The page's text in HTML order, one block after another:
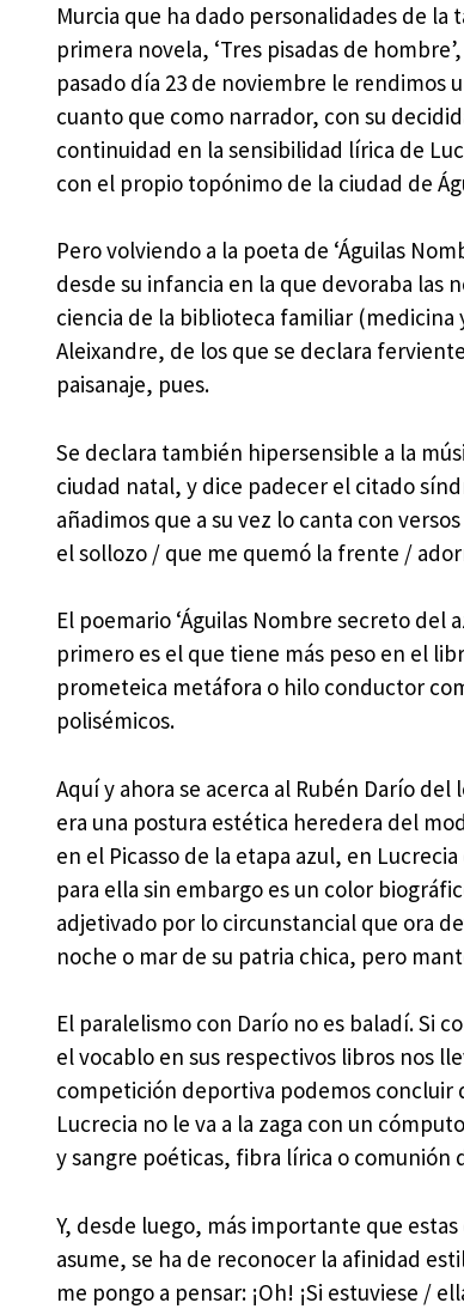
Murcia que ha dado personalidades de
primera novela, ‘Tres pisadas de
pasado día 23 de noviembre le rendimos
cuanto que como narrador, con su
continuidad en la sensibilidad lírica de
con el propio topónimo de la ciudad de
Pero volviendo a la poeta de ‘Águilas
desde su infancia en la que devoraba las
ciencia de la biblioteca familiar (medicina
Aleixandre, de los que se declara
paisanaje, pues.
Se declara también hipersensible a la
ciudad natal, y dice padecer el citado
añadimos que a su vez lo canta con
el sollozo / que me quemó la frente /
El poemario ‘Águilas Nombre secreto del
primero es el que tiene más peso en el
prometeica metáfora o hilo conductor
polisémicos.
Aquí y ahora se acerca al Rubén Darío
era una postura estética heredera del
en el Picasso de la etapa azul, en
para ella sin embargo es un color
adjetivado por lo circunstancial que ora
noche o mar de su patria chica, pero
El paralelismo con Darío no es baladí. Si
el vocablo en sus respectivos libros nos
competición deportiva podemos concluir
Lucrecia no le va a la zaga con un
y sangre poéticas, fibra lírica o comunión
Y, desde luego, más importante que
asume, se ha de reconocer la afinidad
me pongo a pensar: ¡Oh! ¡Si estuviese /